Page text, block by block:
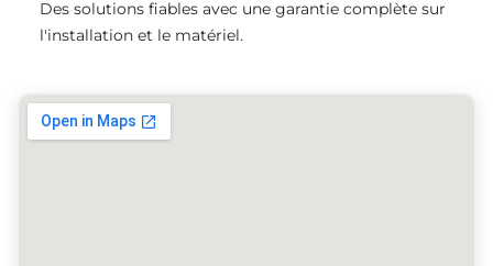
Des solutions fiables avec une garantie complète sur
l'installation et le matériel.